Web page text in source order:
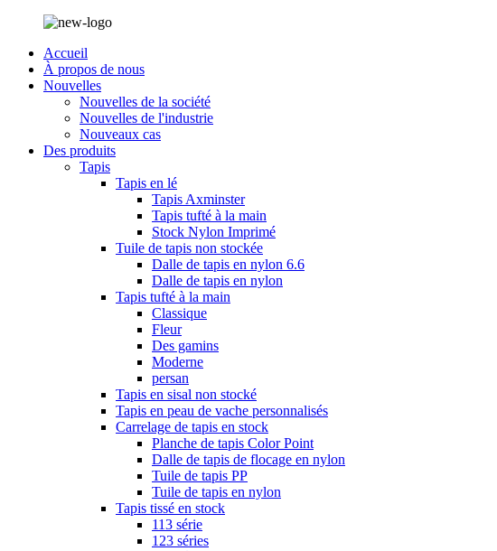
Accueil
À propos de nous
Nouvelles
Nouvelles de la société
Nouvelles de l'industrie
Nouveaux cas
Des produits
Tapis
Tapis en lé
Tapis Axminster
Tapis tufté à la main
Stock Nylon Imprimé
Tuile de tapis non stockée
Dalle de tapis en nylon 6.6
Dalle de tapis en nylon
Tapis tufté à la main
Classique
Fleur
Des gamins
Moderne
persan
Tapis en sisal non stocké
Tapis en peau de vache personnalisés
Carrelage de tapis en stock
Planche de tapis Color Point
Dalle de tapis de flocage en nylon
Tuile de tapis PP
Tuile de tapis en nylon
Tapis tissé en stock
113 série
123 séries